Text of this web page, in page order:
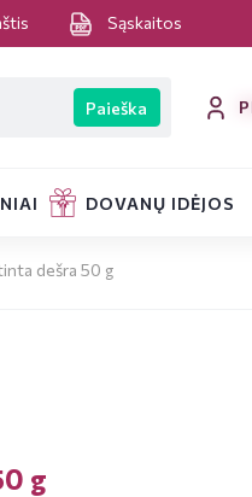
Sąskaitos
Paieška
DOVANŲ IDĖJOS
dešra 50 g
g